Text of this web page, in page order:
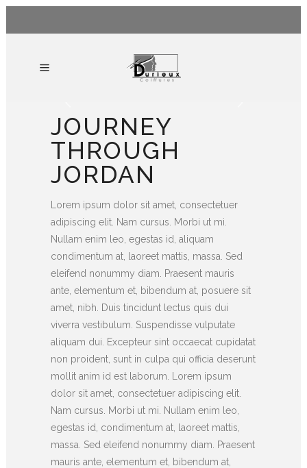
JOURNEY
THROUGH
JORDAN
Lorem ipsum dolor sit amet, consectetuer
adipiscing elit. Nam cursus. Morbi ut mi.
Nullam enim leo, egestas id, aliquam
condimentum at, laoreet mattis, massa. Sed
eleifend nonummy diam. Praesent mauris
ante, elementum et, bibendum at, posuere sit
amet, nibh. Duis tincidunt lectus quis dui
viverra vestibulum. Suspendisse vulputate
aliquam dui. Excepteur sint occaecat cupidatat
non proident, sunt in culpa qui officia deserunt
mollit anim id est laborum. Lorem ipsum
dolor sit amet, consectetuer adipiscing elit.
Nam cursus. Morbi ut mi. Nullam enim leo,
egestas id, condimentum at, laoreet mattis,
massa. Sed eleifend nonummy diam. Praesent
mauris ante, elementum et, bibendum at,